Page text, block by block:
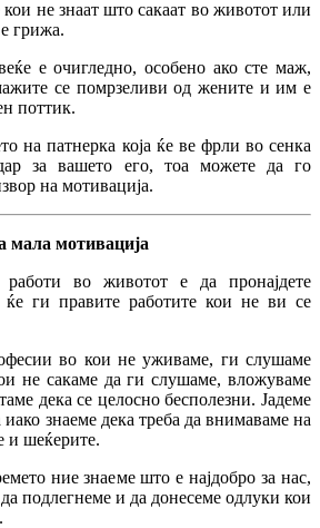
кои не знаат што сакаат во животот или
грижа.
е очигледно, особено ако сте маж,
се помрзеливи од жените и им е
поттик.
на патнерка која ќе ве фрли во сенка
за вашето его, тоа можете да го
на мотивација.
мала мотивација
во животот е да пронајдете
ќе ги правите работите кои не ви се
во кои не уживаме, ги слушаме
не сакаме да ги слушаме, вложуваме
дека се целосно бесполезни. Јадеме
иако знаеме дека треба да внимаваме на
и шеќерите.
ние знаеме што е најдобро за нас,
подлегнеме и да донесеме одлуки кои